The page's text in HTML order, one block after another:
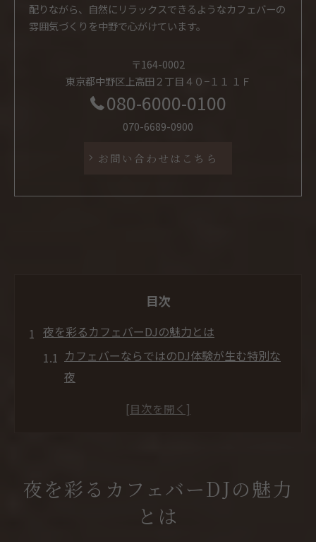
配りながら、自然にリラックスできるようなカフェバーの
雰囲気づくりを中野で心がけています。
〒164-0002
東京都中野区上高田２丁目４０−１１ １Ｆ
080-6000-0100
070-6689-0900
お問い合わせはこちら
目次
夜を彩るカフェバーDJの魅力とは
カフェバーならではのDJ体験が生む特別な
夜
音楽と空間が融合するカフェバーの魅力解
カフェバーのDJタイムが日常に変化を与え
夜を彩るカフェバーDJの魅力
とは